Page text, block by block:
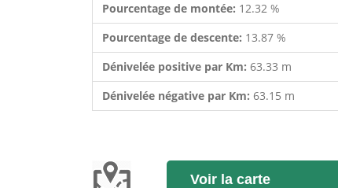
Pourcentage de montée: 12.32 %
Pourcentage de descente: 13.87 %
Dénivelée positive par Km: 63.33 m
Dénivelée négative par Km: 63.15 m
Voir la carte